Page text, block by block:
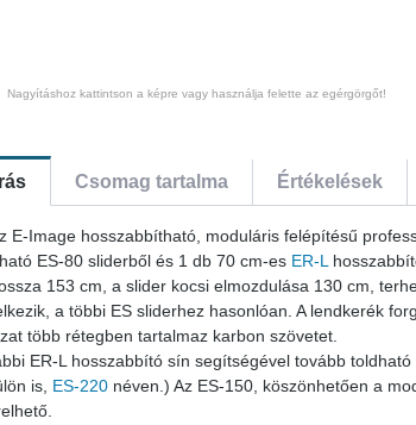
Nagyításhoz kattintson a képre vagy használja felette az egérgörgőt!
Csomag tartalma Értékelések
E-Image hosszabbítható, moduláris felépítésű
ES-80 sliderből és 1 db 70 cm-es ER-L
153 cm, a slider kocsi elmozdulása 130 cm,
a többi ES sliderhez hasonlóan. A lendkerék
több rétegben tartalmaz karbon szövetet.
ER-L hosszabbító sín segítségével tovább
is, ES-220 néven.) Az ES-150, köszönhetően a